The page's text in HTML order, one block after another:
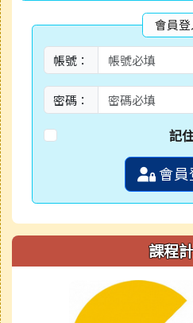
會員
帳號：
密碼：
記
會員
課程